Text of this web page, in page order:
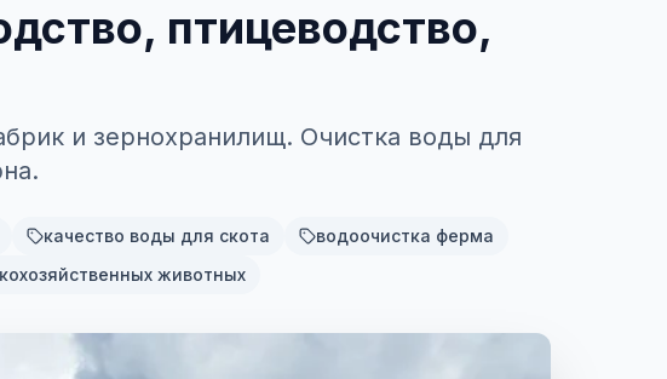
птицеводство,
и зернохранилищ. Очистка воды для
качество воды для скота
водоочистка ферма
животных